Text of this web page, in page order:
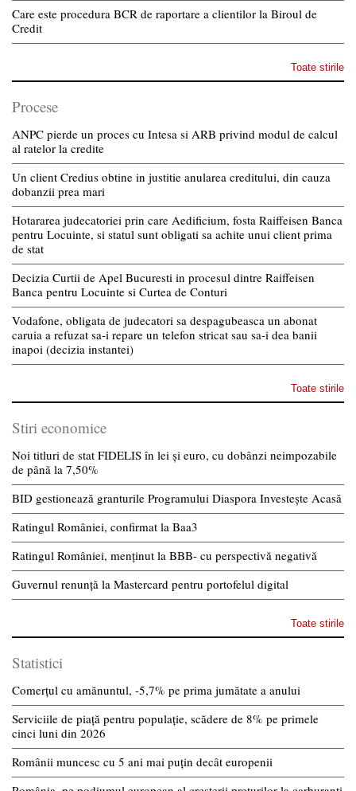
Care este procedura BCR de raportare a clientilor la Biroul de
Credit
Toate stirile
Procese
ANPC pierde un proces cu Intesa si ARB privind modul de calcul
al ratelor la credite
Un client Credius obtine in justitie anularea creditului, din cauza
dobanzii prea mari
Hotararea judecatoriei prin care Aedificium, fosta Raiffeisen Banca
pentru Locuinte, si statul sunt obligati sa achite unui client prima
de stat
Decizia Curtii de Apel Bucuresti in procesul dintre Raiffeisen
Banca pentru Locuinte si Curtea de Conturi
Vodafone, obligata de judecatori sa despagubeasca un abonat
caruia a refuzat sa-i repare un telefon stricat sau sa-i dea banii
inapoi (decizia instantei)
Toate stirile
Stiri economice
Noi titluri de stat FIDELIS în lei și euro, cu dobânzi neimpozabile
de pânã la 7,50%
BID gestionează granturile Programului Diaspora Investește Acasă
Ratingul României, confirmat la Baa3
Ratingul României, menținut la BBB- cu perspectivă negativă
Guvernul renunță la Mastercard pentru portofelul digital
Toate stirile
Statistici
Comerțul cu amănuntul, -5,7% pe prima jumătate a anului
Serviciile de piață pentru populație, scădere de 8% pe primele
cinci luni din 2026
Românii muncesc cu 5 ani mai puțin decât europenii